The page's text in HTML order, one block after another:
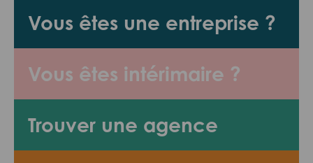
Vous êtes une entreprise ?
Vous êtes intérimaire ?
Trouver une agence